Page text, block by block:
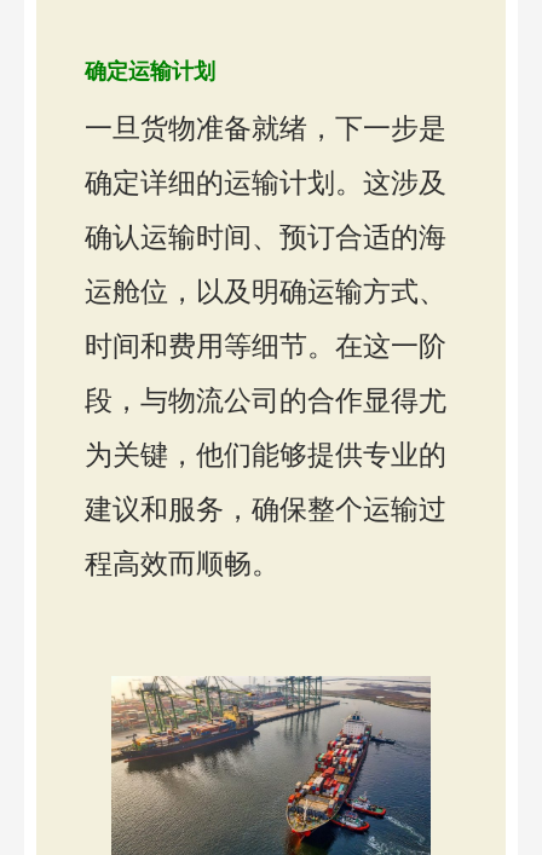
确定运输计划
一旦货物准备就绪，下一步是
确定详细的运输计划。这涉及
确认运输时间、预订合适的海
运舱位，以及明确运输方式、
时间和费用等细节。在这一阶
段，与物流公司的合作显得尤
为关键，他们能够提供专业的
建议和服务，确保整个运输过
程高效而顺畅。